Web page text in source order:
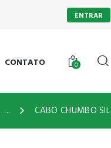
ENTRAR
CONTATO 0
... CABO CHUMBO SIL